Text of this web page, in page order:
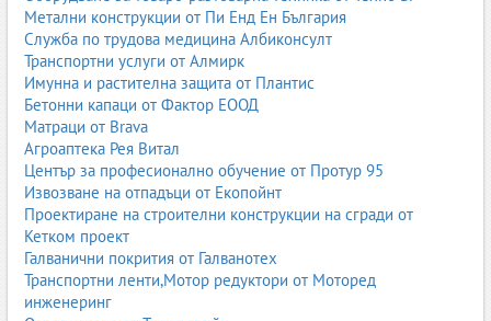
замърсявания. При естествените кожи това е важна част от
поддръжката и удължаването на живота.
Технологии при изкуствените кожи
При изкуствените кожи се използват различни технологии за
нанасяне на покрития, текстуриране, щамповане и ламиниране.
Това позволява имитация на различни видове естествена кожа
и създаване на напълно нови визии.
Как да изберем подходяща кожа
За мебели
За дивани и фотьойли се търси баланс между издръжливост,
комфорт и визия. Естествената кожа е подходяща за
дългосрочна употреба и премиум интериори, докато
Метални конструкции от Пи Енд Ен България
Служба по трудова медицина Албиконсулт
Транспортни услуги от Алмирк
Имунна и растителна защита от Плантис
Бетонни капаци от Фактор ЕООД
Матраци от Brava
Агроаптека Рея Витал
Център за професионално обучение от Протур 95
Извозване на отпадъци от Екопойнт
Проектиране на строителни конструкции на сгради от
Кетком проект
Галванични покрития от Галванотех
Транспортни ленти,Мотор редуктори от Моторед
инженеринг